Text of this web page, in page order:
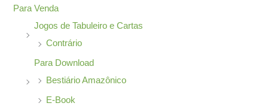
Para Venda
Jogos de Tabuleiro e Cartas
Contrário
Para Download
Bestiário Amazônico
E-Book